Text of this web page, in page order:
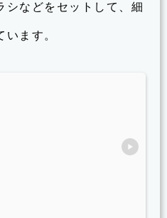
シなどをセットして、細
ます。